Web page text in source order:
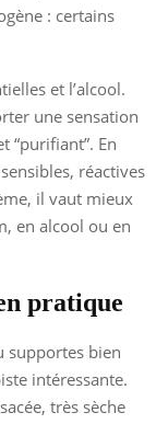
: certains
et l’alcool.
une sensation
“purifiant”. En
réactives
il vaut mieux
en alcool ou en
pratique
supportes bien
intéressante.
très sèche